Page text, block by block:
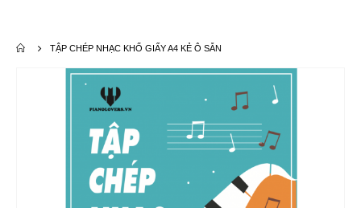
TẬP CHÉP NHẠC KHỔ GIẤY A4 KẺ Ô SẴN